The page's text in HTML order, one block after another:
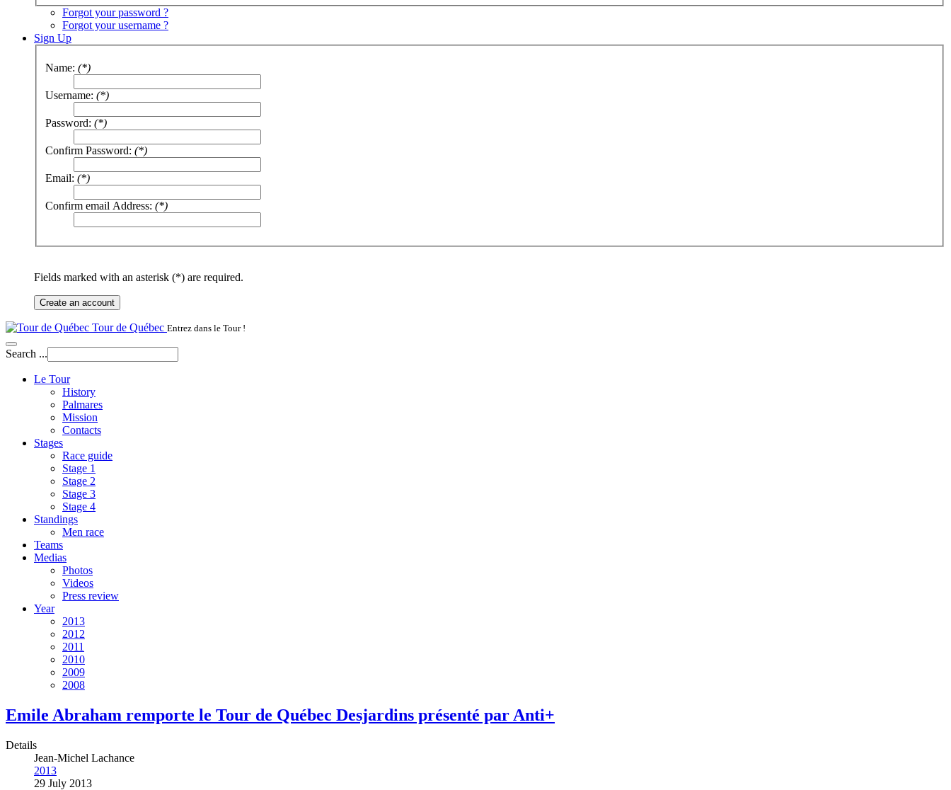
Forgot your password ?
Forgot your username ?
Sign Up
Name: (*)
Username: (*)
Password: (*)
Confirm Password: (*)
Email: (*)
Confirm email Address: (*)
Fields marked with an asterisk (*) are required.
Create an account
Tour de Québec Entrez dans le Tour !
Search ...
Le Tour
History
Palmares
Mission
Contacts
Stages
Race guide
Stage 1
Stage 2
Stage 3
Stage 4
Standings
Men race
Teams
Medias
Photos
Videos
Press review
Year
2013
2012
2011
2010
2009
2008
Emile Abraham remporte le Tour de Québec Desjardins présenté par Anti+
Details
Jean-Michel Lachance
2013
29 July 2013